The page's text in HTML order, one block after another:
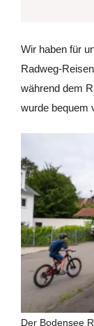
Wir haben für
Radweg-
während dem
wurde bequem
Der Bodensee